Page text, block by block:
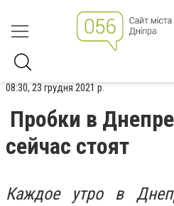
08:30, 23 грудня 2021 р.
Пробки в
сейчас стоят
Каждое утро в